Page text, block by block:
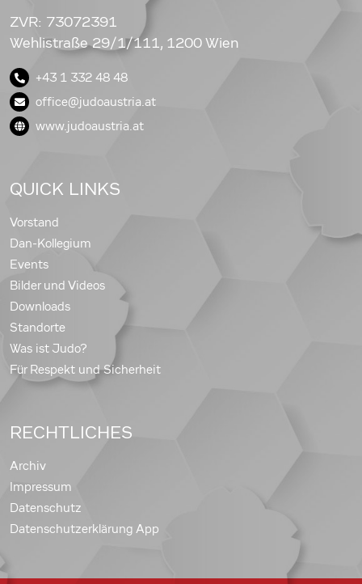
ZVR: 73072391
Wehlistraße 29/1/111, 1200 Wien
+43 1 332 48 48
office@judoaustria.at
www.judoaustria.at
QUICK LINKS
Vorstand
Dan-Kollegium
Events
Bilder und Videos
Downloads
Standorte
Was ist Judo?
Für Respekt und Sicherheit
RECHTLICHES
Archiv
Impressum
Datenschutz
Datenschutzerklärung App